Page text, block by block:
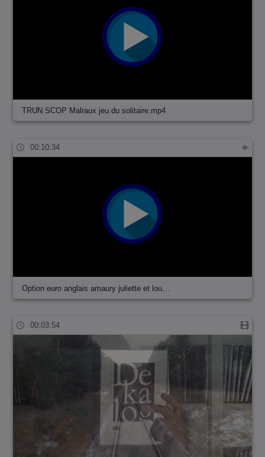
TRUN SCOP Malraux jeu du solitaire.mp4
00:10:34
Option euro anglais amaury juliette et lou…
00:03:54